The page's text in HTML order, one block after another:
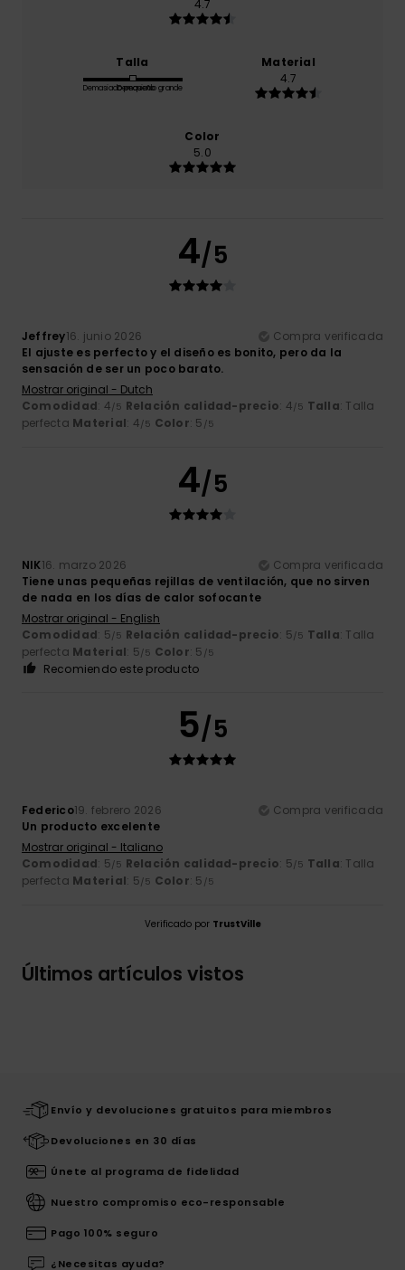
4.7
Talla
Demasiado pequeño
Demasiado grande
Material
4.7
Color
5.0
4/5
Jeffrey16. junio 2026
Compra verificada
El ajuste es perfecto y el diseño es bonito, pero da la
sensación de ser un poco barato.
Mostrar original - Dutch
Comodidad: 4/5 Relación calidad-precio: 4/5 Talla: Talla
perfecta Material: 4/5 Color: 5 /5
4/5
NIK16. marzo 2026
Compra verificada
Tiene unas pequeñas rejillas de ventilación, que no sirven
de nada en los días de calor sofocante
Mostrar original - English
Comodidad: 5/5 Relación calidad-precio: 5/5 Talla: Talla
perfecta Material: 5/5 Color: 5 /5
Recomiendo este producto
5/5
Federico19. febrero 2026
Compra verificada
Un producto excelente
Mostrar original - Italiano
Comodidad: 5/5 Relación calidad-precio: 5/5 Talla: Talla
perfecta Material: 5/5 Color: 5 /5
Verificado por TrustVille
Últimos artículos vistos
Envío y devoluciones gratuitos para miembros
Devoluciones en 30 días
Únete al programa de fidelidad
Nuestro compromiso eco-responsable
Pago 100% seguro
¿Necesitas ayuda?